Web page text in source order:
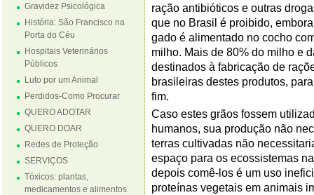
Gravidez Psicológica
História: São Francisco na
Porta do Céu
Hospitais Veterinários
Públicos
Luto por um Animal
Perdidos-Como Procurar
QUERO ADOTAR
QUERO DOAR
Redes de Proteção
SERVIÇOS
Tóxicos: plantas,
medicamentos e alimentos
ração antibióticos e outras
que no Brasil é proibido,
gado é alimentado no cocho
milho. Mais de 80% do milho e
destinados à fabricação de
brasileiras destes produtos,
fim.
Caso estes grãos fossem
humanos, sua produção não
terras cultivadas não
espaço para os ecossistemas
depois comê-los é um uso
proteínas vegetais em animais